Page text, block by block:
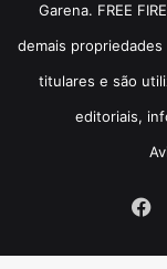
Garena. FREE
demais
titulares e são
editoriais,